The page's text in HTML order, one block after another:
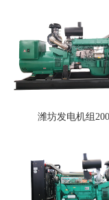
潍坊发电机组